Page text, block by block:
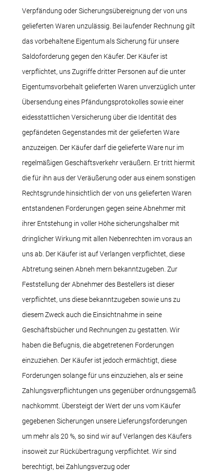
Verpfändung oder Sicherungsübereignung der von uns
gelieferten Waren unzulässig. Bei laufender Rechnung gilt
das vorbehaltene Eigentum als Sicherung für unsere
Saldoforderung gegen den Käufer. Der Käufer ist
verpflichtet, uns Zugriffe dritter Personen auf die unter
Eigentumsvorbehalt gelieferten Waren unverzüglich unter
Übersendung eines Pfändungsprotokolles sowie einer
eidesstattlichen Versicherung über die Identität des
gepfändeten Gegenstandes mit der gelieferten Ware
anzuzeigen. Der Käufer darf die gelieferte Ware nur im
regelmäßigen Geschäftsverkehr veräußern. Er tritt hiermit
die für ihn aus der Veräußerung oder aus einem sonstigen
Rechtsgrunde hinsichtlich der von uns gelieferten Waren
entstandenen Forderungen gegen seine Abnehmer mit
ihrer Entstehung in voller Höhe sicherungshalber mit
dringlicher Wirkung mit allen Nebenrechten im voraus an
uns ab. Der Käufer ist auf Verlangen verpflichtet, diese
Abtretung seinen Abneh mern bekanntzugeben. Zur
Feststellung der Abnehmer des Bestellers ist dieser
verpflichtet, uns diese bekanntzugeben sowie uns zu
diesem Zweck auch die Einsichtnahme in seine
Geschäftsbücher und Rechnungen zu gestatten. Wir
haben die Befugnis, die abgetretenen Forderungen
einzuziehen. Der Käufer ist jedoch ermächtigt, diese
Forderungen solange für uns einzuziehen, als er seine
Zahlungsverpflichtungen uns gegenüber ordnungsgemäß
nachkommt. Übersteigt der Wert der uns vom Käufer
gegebenen Sicherungen unsere Lieferungsforderungen
um mehr als 20 %, so sind wir auf Verlangen des Käufers
insoweit zur Rückübertragung verpflichtet. Wir sind
berechtigt, bei Zahlungsverzug oder